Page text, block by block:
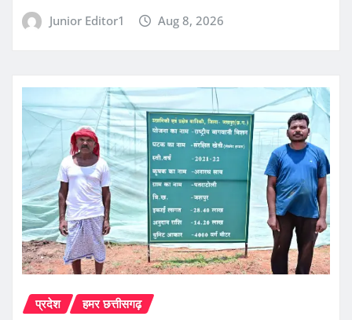
Junior Editor1 Aug 8, 2026
प्रदेश हमर छत्तीसगढ़